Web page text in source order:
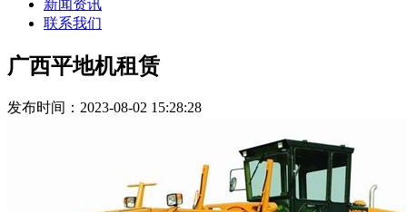
新闻资讯
联系我们
广西平地机租赁
发布时间：2023-08-02 15:28:28